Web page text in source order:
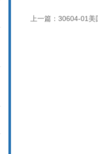
上一篇： 30604-01美